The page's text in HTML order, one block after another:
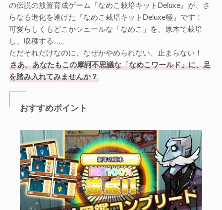
の伝説の放置育成ゲーム『なめこ栽培キットDeluxe』が、さ
らなる進化を遂げた『なめこ栽培キットDeluxe極』です！
可愛らしくもどこかシュールな「なめこ」を、原木で栽培
し、収穫する…。
ただそれだけなのに、なぜかやめられない、止まらない！
さあ、あなたもこの摩訶不思議な「なめこワールド」に、足
を踏み入れてみませんか？
おすすめポイント